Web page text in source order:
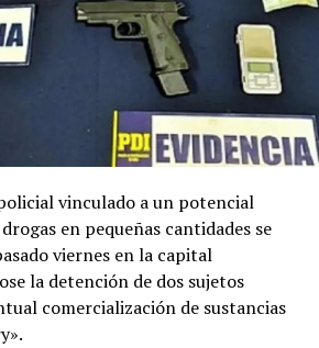
vinculado a un potencial
en pequeñas cantidades se
viernes en la capital
la detención de dos sujetos
comercialización de sustancias